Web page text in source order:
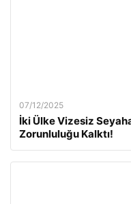
07/12/2025
İki Ülke Vizesiz
Zorunluluğu Kalktı!